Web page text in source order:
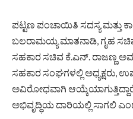
ಪಟ್ಟಣ ಪಂಚಾಯಿತಿ ಸದಸ್ಯ ಮತ್ತು
ಬಲರಾಮಯ್ಯ ಮಾತನಾಡಿ, ಗೃಹ
ಸಹಕಾರ ಸಚಿವ ಕೆ.ಎನ್. ರಾಜಣ್ಣ
ಸಹಕಾರ ಸಂಘಗಳಲ್ಲಿ ಅಧ್ಯಕ್ಷರು,
ಅವಿರೋಧವಾಗಿ
ಅಭಿವೃದ್ಧಿಯ ದಾರಿಯಲ್ಲಿ ಸಾಗಲಿ